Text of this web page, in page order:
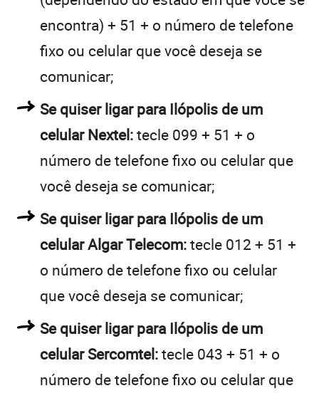
encontra) + 51 + o número de telefone
fixo ou celular que você deseja se
comunicar;
Se quiser ligar para Ilópolis de um
celular Nextel:tecle 099 + 51 + o
número de telefone fixo ou celular que
você deseja se comunicar;
Se quiser ligar para Ilópolis de um
celular Algar Telecom:tecle 012 + 51 +
o número de telefone fixo ou celular
que você deseja se comunicar;
Se quiser ligar para Ilópolis de um
celular Sercomtel:tecle 043 + 51 + o
número de telefone fixo ou celular que